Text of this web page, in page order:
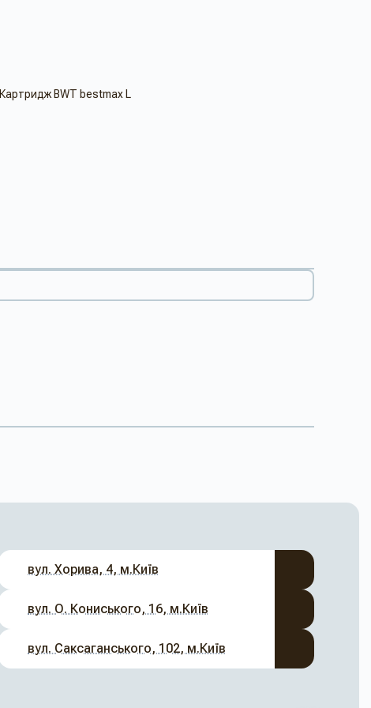
Картридж BWT bestmax L
вул. Хорива, 4, м.Київ
вул. О. Кониського, 16, м.Київ
вул. Саксаганського, 102, м.Київ